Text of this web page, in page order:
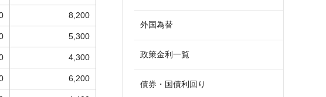
8,200
5,300
4,300
6,200
外国為替
政策金利一覧
債券・国債利回り